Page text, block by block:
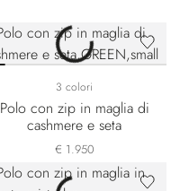
3 colori
Polo con zip in maglia di
cashmere e seta
€ 1.950